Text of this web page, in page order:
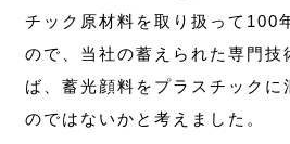
チック原材料を取り扱って100
ので、当社の蓄えられた専門技
ば、蓄光顔料をプラスチックに
のではないかと考えました。